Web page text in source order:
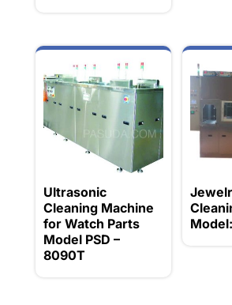
Ultrasonic
Cleaning Machine
for Watch Parts
Model PSD –
8090T